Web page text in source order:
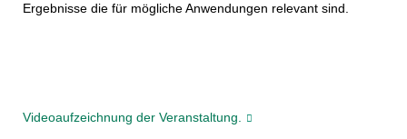
Ergebnisse die für mögliche Anwendungen relevant sind.
Videoaufzeichnung der Veranstaltung.